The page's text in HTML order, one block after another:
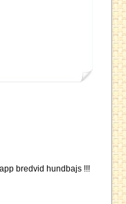
bredvid hundbajs !!!